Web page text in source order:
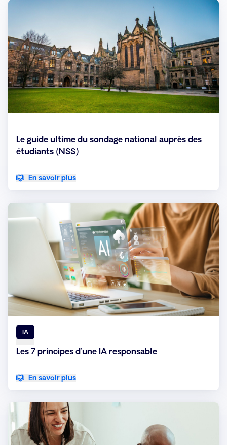
Le guide ultime du sondage national auprès des
étudiants (NSS)
En savoir plus
IA
Les 7 principes d'une IA responsable
En savoir plus